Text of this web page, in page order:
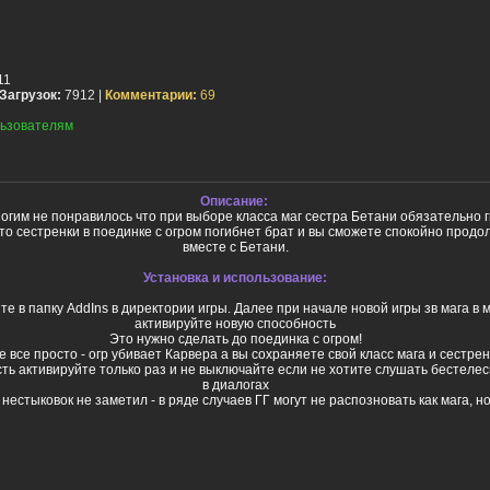
Загрузок: 7912 | Комментарии: 69
Описание:
не понравилось что при выборе класса маг сестра Бетани обязательно
сестренки в поединке с огром погибнет брат и вы сможете спокойно
вместе с Бетани.
Установка и использование:
в папку AddIns в директории игры. Далее при начале новой игры зв мага в
активируйте новую способность
Это нужно сделать до поединка с огром!
все просто - огр убивает Карвера а вы сохраняете свой класс мага и
активируйте только раз и не выключайте если не хотите слушать
в диалогах
не заметил - в ряде случаев ГГ могут не распозновать как мага,